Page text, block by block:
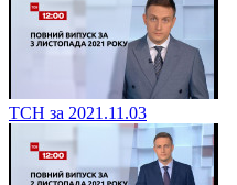
ТСН за 2021.11.03